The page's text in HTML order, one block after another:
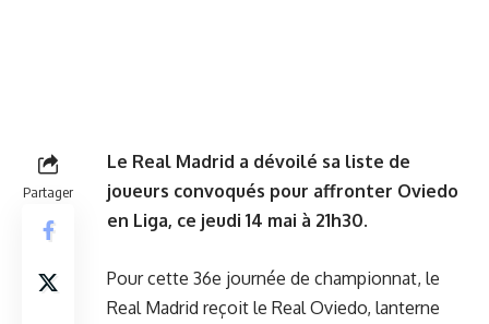
Partager
Le Real Madrid a dévoilé sa liste de
joueurs convoqués pour affronter Oviedo
en Liga, ce jeudi 14 mai à 21h30.
Pour cette 36e journée de championnat, le
Real Madrid reçoit le Real Oviedo, lanterne